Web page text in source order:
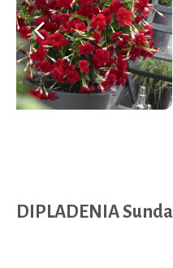
Previous
DIPLADENIA